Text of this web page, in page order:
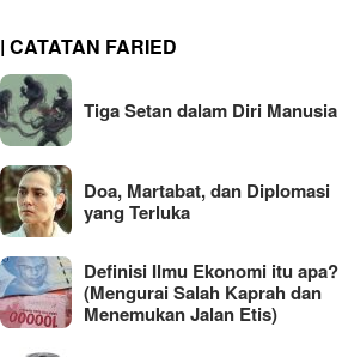
| CATATAN FARIED
Tiga Setan dalam Diri Manusia
Doa, Martabat, dan Diplomasi
yang Terluka
Definisi Ilmu Ekonomi itu apa?
(Mengurai Salah Kaprah dan
Menemukan Jalan Etis)